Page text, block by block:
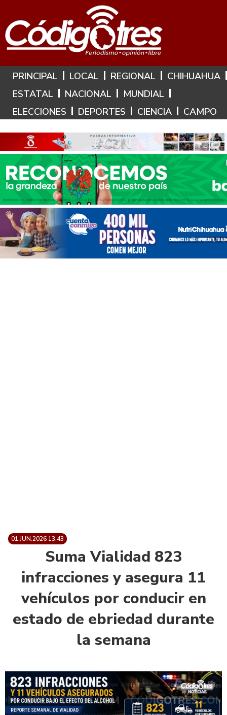
Hoy es: 9 de Agosto de 2026
PRINCIPAL LOCAL REGIONAL
CHIHUAHUA
ESTATAL
NACIONAL
MUNDIAL
ELECCIONES
DEPORTES CIENCIA CAMPO
01.JUN.2026 13:43
Suma Vialidad 823
infracciones y asegura 11
vehículos por conducir en
estado de ebriedad durante
la semana